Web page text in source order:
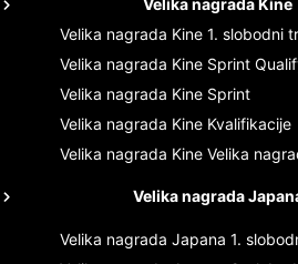
Velika nagrada Kine 1. slobodni
Velika nagrada Kine Sprint
Velika nagrada Kine Sprint
Velika nagrada Kine Kvalifikacije
Velika nagrada Kine Velika
Velika nagrada
Velika nagrada Japana 1.